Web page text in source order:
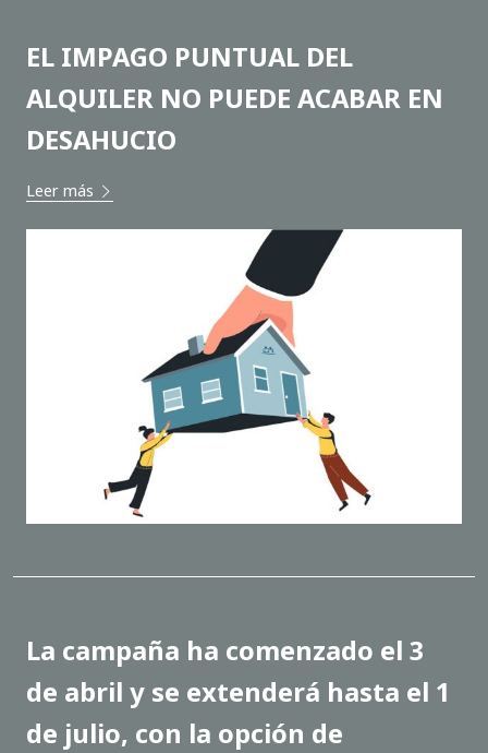
EL IMPAGO PUNTUAL DEL
ALQUILER NO PUEDE ACABAR EN
DESAHUCIO
Leer más
La campaña ha comenzado el 3
de abril y se extenderá hasta el 1
de julio, con la opción de